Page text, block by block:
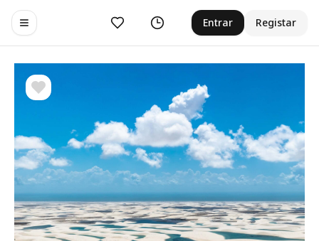
Toggle navigation menu
Curtir Histórico Entrar Registar